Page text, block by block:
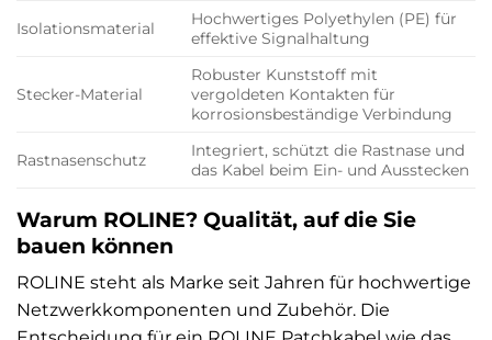
Isolationsmaterial
Hochwertiges Polyethylen (PE) für
effektive Signalhaltung
Stecker-Material
Robuster Kunststoff mit
vergoldeten Kontakten für
korrosionsbeständige Verbindung
Rastnasenschutz
Integriert, schützt die Rastnase und
das Kabel beim Ein- und Ausstecken
Warum ROLINE? Qualität, auf die Sie
bauen können
ROLINE steht als Marke seit Jahren für hochwertige
Netzwerkkomponenten und Zubehör. Die